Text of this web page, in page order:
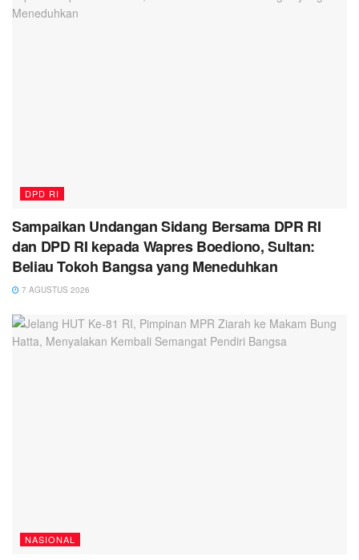
DPD RI
Sampaikan Undangan Sidang Bersama DPR RI
dan DPD RI kepada Wapres Boediono, Sultan:
Beliau Tokoh Bangsa yang Meneduhkan
7 AGUSTUS 2026
NASIONAL